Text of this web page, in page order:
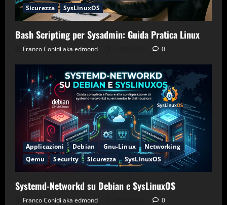
Sicurezza
SysLinuxOS
Bash Scripting per Sysadmin: Guida Pratica Linux
Franco Conidi aka edmond 0
Applicazioni Debian Gnu-Linux
Networking
Qemu
Security Sicurezza SysLinuxOS
Systemd-Networkd su Debian e SysLinuxOS
Franco Conidi aka edmond 0